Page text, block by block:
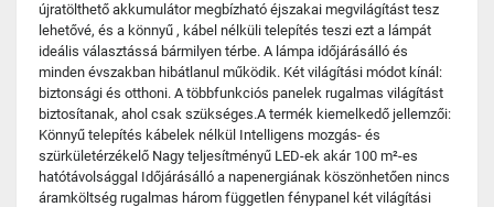
újratölthető akkumulátor megbízható éjszakai megvilágítást tesz
lehetővé, és a könnyű , kábel nélküli telepítés teszi ezt a lámpát
ideális választássá bármilyen térbe. A lámpa időjárásálló és
minden évszakban hibátlanul működik. Két világítási módot kínál:
biztonsági és otthoni. A többfunkciós panelek rugalmas világítást
biztosítanak, ahol csak szükséges.A termék kiemelkedő jellemzői:
Könnyű telepítés kábelek nélkül Intelligens mozgás- és
szürkületérzékelő Nagy teljesítményű LED-ek akár 100 m²-es
hatótávolsággal Időjárásálló a napenergiának köszönhetően nincs
áramköltség rugalmas három független fénypanel két világítási